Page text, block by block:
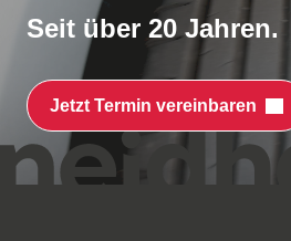
Seit über 20 Jahren.
Jetzt Termin vereinbaren